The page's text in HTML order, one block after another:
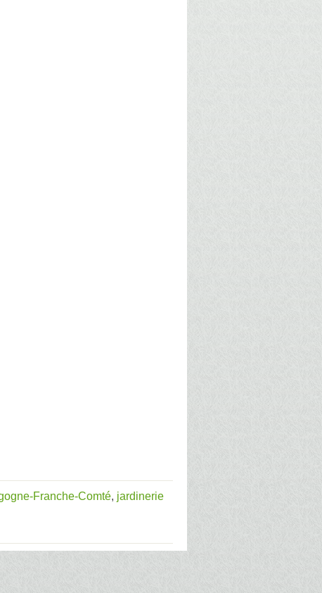
Franche-Comté, jardinerie